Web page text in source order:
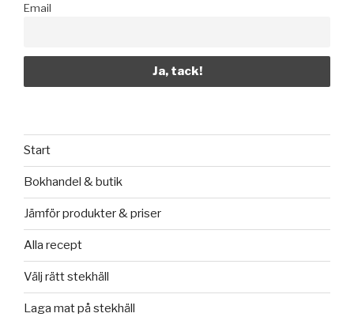
Email
Start
Bokhandel & butik
Jämför produkter & priser
Alla recept
Välj rätt stekhäll
Laga mat på stekhäll